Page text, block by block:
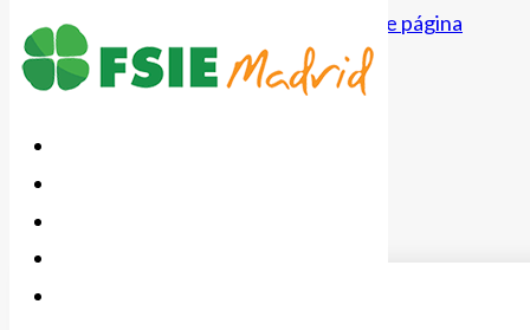
Saltar al contenido principal Saltar al pie de página